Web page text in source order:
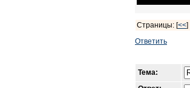
Страницы: [<<]
Ответить
Тема: